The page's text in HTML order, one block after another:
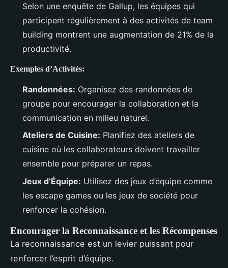
Selon une enquête de Gallup, les équipes qui
participent régulièrement à des activités de team
building montrent une augmentation de 21% de la
productivité.
Exemples d’Activités:
Randonnées: Organisez des randonnées de
groupe pour encourager la collaboration et la
communication en milieu naturel.
Ateliers de Cuisine: Planifiez des ateliers de
cuisine où les collaborateurs doivent travailler
ensemble pour préparer un repas.
Jeux d’Équipe: Utilisez des jeux d’équipe comme
les escape games ou les jeux de société pour
renforcer la cohésion.
Encourager la Reconnaissance et les Récompenses
La reconnaissance est un levier puissant pour
renforcer l’esprit d’équipe.